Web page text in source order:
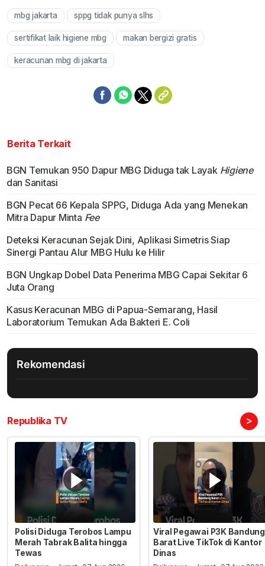
mbg jakarta sppg tidak punya slhs
sertifikat laik higiene mbg makan bergizi gratis
keracunan mbg di jakarta
Berita Terkait
BGN Temukan 950 Dapur MBG Diduga tak Layak Higiene
dan Sanitasi
BGN Pecat 66 Kepala SPPG, Diduga Ada yang Menekan
Mitra Dapur Minta Fee
Deteksi Keracunan Sejak Dini, Aplikasi Simetris Siap
Sinergi Pantau Alur MBG Hulu ke Hilir
BGN Ungkap Dobel Data Penerima MBG Capai Sekitar 6
Juta Orang
Kasus Keracunan MBG di Papua-Semarang, Hasil
Laboratorium Temukan Ada Bakteri E. Coli
Rekomendasi
Republika TV >
Polisi Diduga Terobos Lampu
Merah Tabrak Balita hingga
Tewas
Viral Pegawai P3K Bandung
Barat Live TikTok di Kantor
Dinas